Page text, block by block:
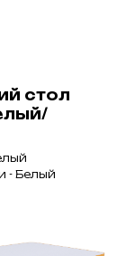
стол
- Белый